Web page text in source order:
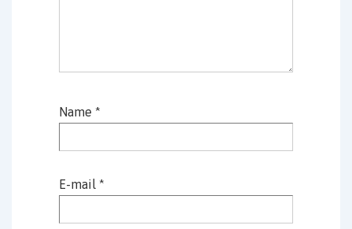
Name *
E-mail *